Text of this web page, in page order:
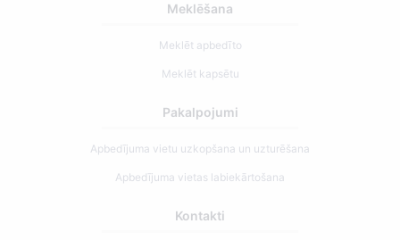
Meklēšana
Meklēt apbedīto
Meklēt kapsētu
Pakalpojumi
Apbedījuma vietu uzkopšana un uzturēšana
Apbedījuma vietas labiekārtošana
Kontakti